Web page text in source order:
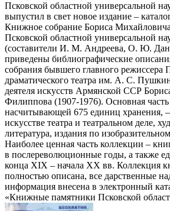
Псковской областной универсальной
выпустил в свет новое издание –
Книжное собрание Бориса
Псковской областной универсальной
(составители И. М. Андреева, О. Ю.
приведены библиографические
собрания бывшего главного режиссера
драматического театра им. А. С.
деятеля искусств Армянской ССР
Филиппова (1907-1976). Основная
насчитывающей 675 единиц хранения,
искусстве театра и театральном деле,
литература, издания по
Наиболее ценная часть коллекции –
в послереволюционные годы, а также
конца XIX – начала XX вв. Коллекция
полностью описана, все дарственные
информация внесена в электронный
«Книжные памятники Псковской